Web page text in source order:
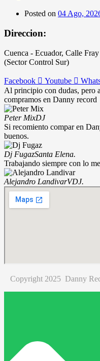
Posted on 04 Ago,
Direccion:
Cuenca - Ecuador, Calle
(Sector Control Sur)
Facebook Youtube
Al principio con dudas, pero
compramos en Danny record
Peter MixDJ
Si recomiento compar en
buenos.
Dj FugazSanta Elena.
Trabajando siempre con lo
Alejandro LandivarVDJ.
Copyright 2025 Danny